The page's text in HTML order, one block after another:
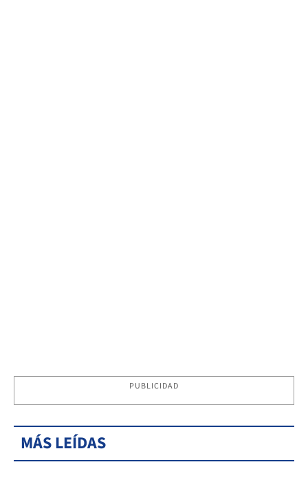
PUBLICIDAD
MÁS LEÍDAS